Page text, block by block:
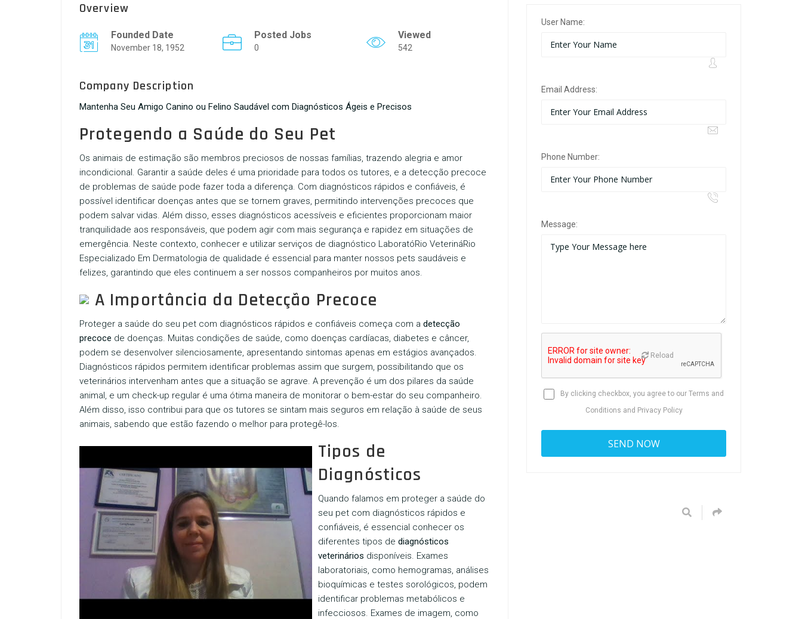
Overview
Founded Date
November 18, 1952
Posted Jobs
0
Viewed
542
Company Description
Mantenha Seu Amigo Canino ou Felino Saudável com Diagnósticos Ágeis e Precisos
Protegendo a Saúde do Seu Pet
Os animais de estimação são membros preciosos de nossas famílias, trazendo alegria e amor
incondicional. Garantir a saúde deles é uma prioridade para todos os tutores, e a detecção precoce
de problemas de saúde pode fazer toda a diferença. Com diagnósticos rápidos e confiáveis, é
possível identificar doenças antes que se tornem graves, permitindo intervenções precoces que
podem salvar vidas. Além disso, esses diagnósticos acessíveis e eficientes proporcionam maior
tranquilidade aos responsáveis, que podem agir com mais segurança e rapidez em situações de
emergência. Neste contexto, conhecer e utilizar serviços de diagnóstico LaboratóRio VeterináRio
Especializado Em Dermatologia de qualidade é essencial para manter nossos pets saudáveis e
felizes, garantindo que eles continuem a ser nossos companheiros por muitos anos.
A Importância da Detecção Precoce
Proteger a saúde do seu pet com diagnósticos rápidos e confiáveis começa com a detecção
precoce de doenças. Muitas condições de saúde, como doenças cardíacas, diabetes e câncer,
podem se desenvolver silenciosamente, apresentando sintomas apenas em estágios avançados.
Diagnósticos rápidos permitem identificar problemas assim que surgem, possibilitando que os
veterinários intervenham antes que a situação se agrave. A prevenção é um dos pilares da saúde
animal, e um check-up regular é uma ótima maneira de monitorar o bem-estar do seu companheiro.
Além disso, isso contribui para que os tutores se sintam mais seguros em relação à saúde de seus
animais, sabendo que estão fazendo o melhor para protegê-los.
Tipos de
Diagnósticos
Quando falamos em proteger a saúde do
seu pet com diagnósticos rápidos e
confiáveis, é essencial conhecer os
diferentes tipos de diagnósticos
veterinários disponíveis. Exames
laboratoriais, como hemogramas, análises
bioquímicas e testes sorológicos, podem
identificar problemas metabólicos e
infecciosos. Exames de imagem, como
User Name:
Email Address:
Phone Number:
Message:
Reload
By clicking checkbox, you agree to our Terms and
Conditions and Privacy Policy